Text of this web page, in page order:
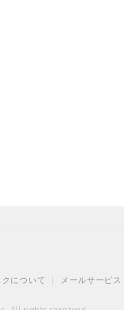
について メールサービス